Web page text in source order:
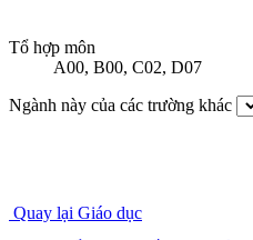
Tổ hợp môn
A00, B00, C02, D07
Ngành này của các trường khác
Quay lại Giáo dục